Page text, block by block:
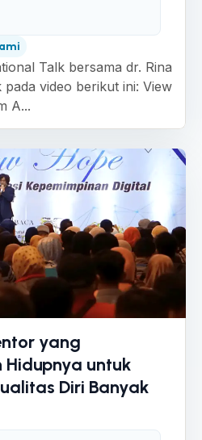
Talk bersama dr. Rina
pada video berikut ini: View
A...
yang
untuk
Diri Banyak